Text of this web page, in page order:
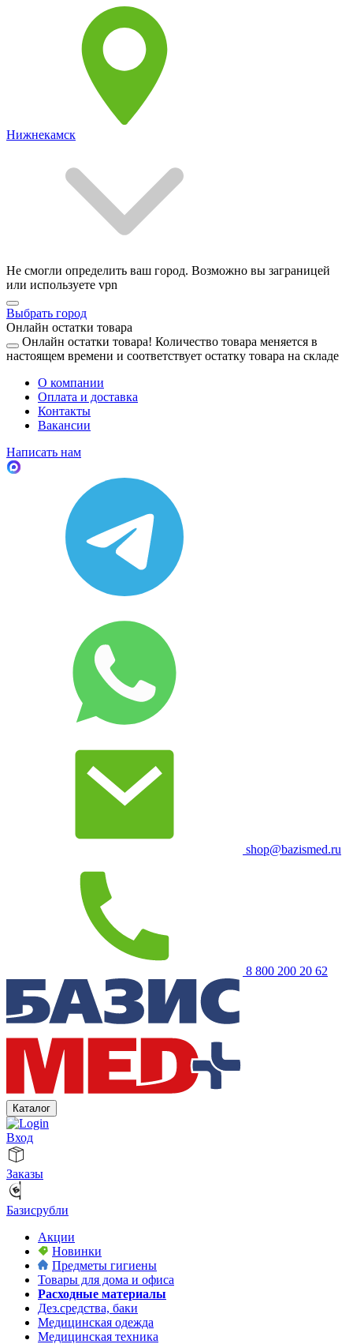
Нижнекамск
Не смогли определить ваш город. Возможно вы заграницей
или используете vpn
Выбрать город
Онлайн остатки товара
Онлайн остатки товара! Количество товара меняется в
настоящем времени и соответствует остатку товара на складе
О компании
Оплата и доставка
Контакты
Вакансии
Написать нам
shop@bazismed.ru
8 800 200 20 62
Каталог
Вход
Заказы
Базисрубли
Акции
Новинки
Предметы гигиены
Товары для дома и офиса
Расходные материалы
Дез.средства, баки
Медицинская одежда
Медицинская техника